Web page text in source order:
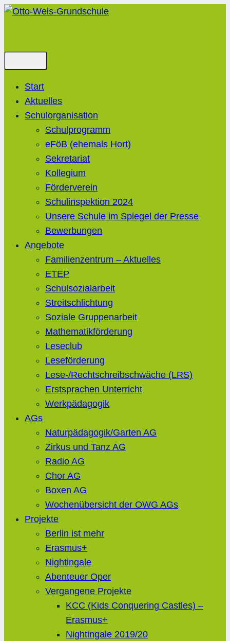
Zum
Start
Aktuelles
Schulorganisation
Schulprogramm
eFöB (ehemals Hort)
Sekretariat
Kollegium
Förderverein
Schulinspektion 2024
Unsere Schule im Spiegel der Presse
Bewerbungen
Angebote
Familienzentrum – Aktuelles
ETEP
Schulsozialarbeit
Streitschlichtung
Soziale Gruppenarbeit
Mathematikförderung
Leseclub
Leseförderung
Lese-/Rechtschreibschwäche (LRS)
Erstsprachen Unterricht
Werkpädagogik
AGs
Naturpädagogik/Garten AG
Zirkus und Tanz AG
Radio AG
Chor AG
Boxen AG
Wochenübersicht der OWG AGs
Projekte
Berlin ist mehr
Erasmus+
Nightingale
Abenteuer Oper
Vergangene Projekte
KCC (Kids Conquering Castles) –
Erasmus+
Nightingale 2019/20